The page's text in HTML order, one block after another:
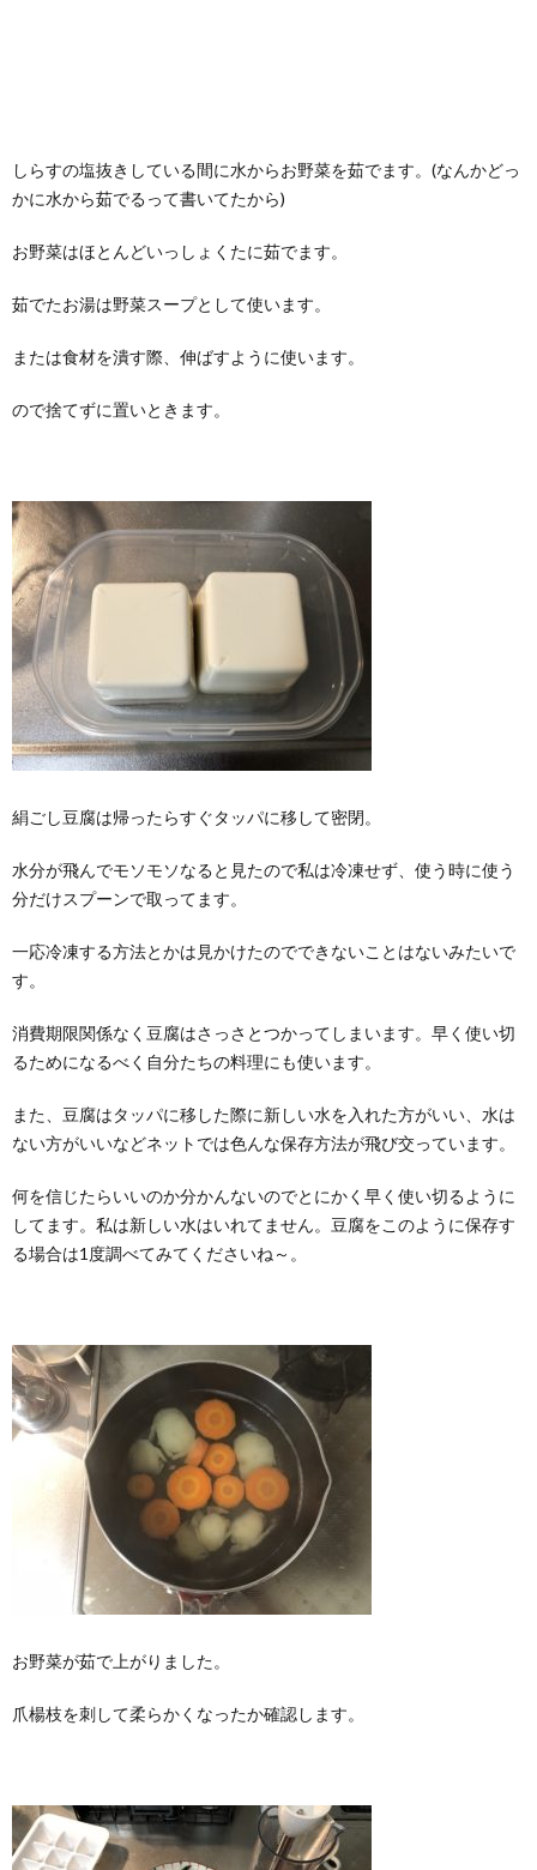
しらすの塩抜きしている間に水からお野菜を茹でます。(なんかどっ
かに水から茹でるって書いてたから)
お野菜はほとんどいっしょくたに茹でます。
茹でたお湯は野菜スープとして使います。
または食材を潰す際、伸ばすように使います。
ので捨てずに置いときます。
絹ごし豆腐は帰ったらすぐタッパに移して密閉。
水分が飛んでモソモソなると見たので私は冷凍せず、使う時に使う
分だけスプーンで取ってます。
一応冷凍する方法とかは見かけたのでできないことはないみたいで
す。
消費期限関係なく豆腐はさっさとつかってしまいます。早く使い切
るためになるべく自分たちの料理にも使います。
また、豆腐はタッパに移した際に新しい水を入れた方がいい、水は
ない方がいいなどネットでは色んな保存方法が飛び交っています。
何を信じたらいいのか分かんないのでとにかく早く使い切るように
してます。私は新しい水はいれてません。豆腐をこのように保存す
る場合は1度調べてみてくださいね～。
お野菜が茹で上がりました。
爪楊枝を刺して柔らかくなったか確認します。